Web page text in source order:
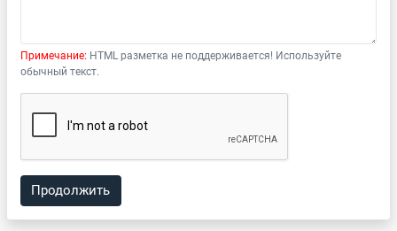
Примечание: HTML разметка не поддерживается! Используйте
обычный текст.
Продолжить